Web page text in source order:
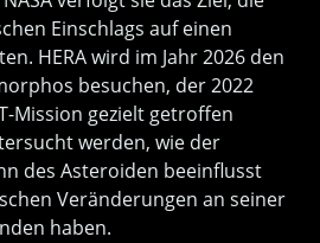
Einschlags auf einen
HERA wird im Jahr 2026 den
besuchen, der 2022
Mission gezielt getroffen
werden, wie der
des Asteroiden beeinflusst
Veränderungen an seiner
haben.